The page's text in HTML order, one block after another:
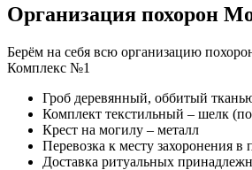
Организация похорон
Берём на себя всю организацию
Комплекс №1
Гроб деревянный, оббитый
Комплект текстильный – шелк
Крест на могилу – металл
Перевозка к месту захоронения в
Доставка ритуальных